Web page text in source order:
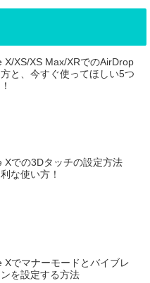
X/XS/XS Max/XRでのAirDrop
と、今すぐ使ってほしい5つ
Xでの3Dタッチの設定方法
な使い方！
Xでマナーモードとバイブレ
を設定する方法